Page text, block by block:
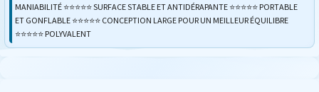
MANIABILITÉ ⭐⭐⭐⭐⭐ SURFACE STABLE ET ANTIDÉRAPANTE ⭐⭐⭐⭐⭐ PORTABLE
ET GONFLABLE ⭐⭐⭐⭐⭐ CONCEPTION LARGE POUR UN MEILLEUR ÉQUILIBRE
⭐⭐⭐⭐⭐ POLYVALENT